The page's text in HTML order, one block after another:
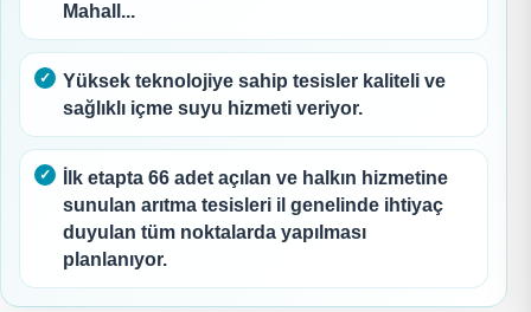
Mahall...
Yüksek teknolojiye sahip tesisler kaliteli ve
sağlıklı içme suyu hizmeti veriyor.
İlk etapta 66 adet açılan ve halkın hizmetine
sunulan arıtma tesisleri il genelinde ihtiyaç
duyulan tüm noktalarda yapılması
planlanıyor.